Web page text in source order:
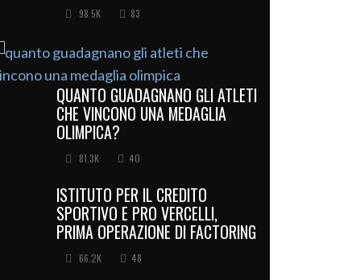
98.5K 83
QUANTO GUADAGNANO GLI ATLETI
CHE VINCONO UNA MEDAGLIA
OLIMPICA?
81.3K 40
ISTITUTO PER IL CREDITO
SPORTIVO E PRO VERCELLI,
PRIMA OPERAZIONE DI FACTORING
66.2K 48